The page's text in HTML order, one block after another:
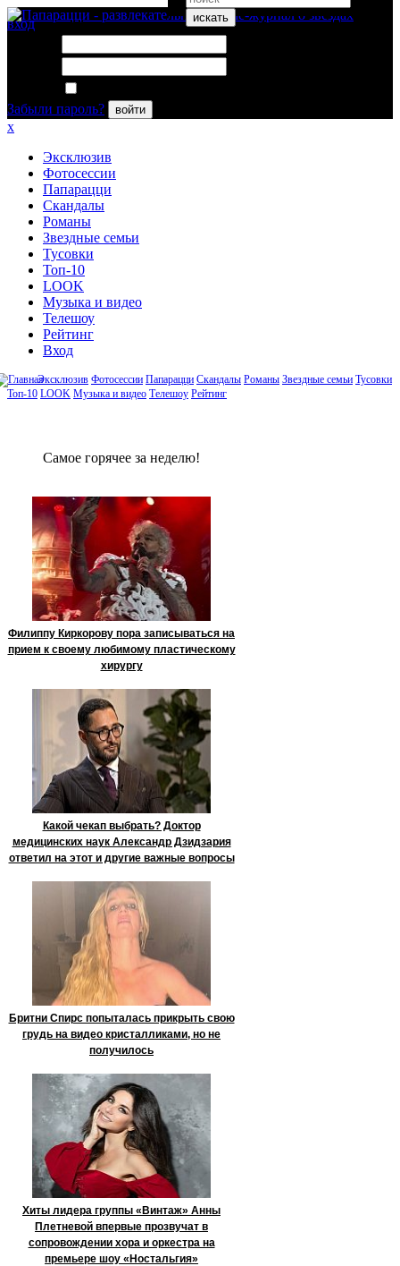
искать
вход
Забыли пароль?
войти
x
Эксклюзив
Фотосессии
Папарацци
Скандалы
Романы
Звездные семьи
Тусовки
Топ-10
LOOK
Музыка и видео
Телешоу
Рейтинг
Вход
Эксклюзив Фотосессии Папарацци Скандалы Романы Звездные семьи Тусовки
Топ-10 LOOK Музыка и видео Телешоу Рейтинг
Сaмое гoрячее за неделю!
Филиппу Киркорову пора записываться на
прием к своему любимому пластическому
хирургу
Какой чекап выбрать? Доктор
медицинских наук Александр Дзидзария
ответил на этот и другие важные вопросы
Бритни Спирс попыталась прикрыть свою
грудь на видео кристалликами, но не
получилось
Хиты лидера группы «Винтаж» Анны
Плетневой впервые прозвучат в
сопровождении хора и оркестра на
премьере шоу «Ностальгия»